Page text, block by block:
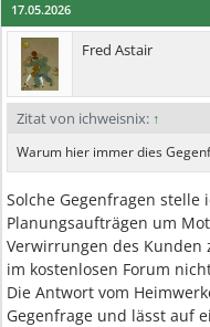
17.05.2026
Fred Astair
Zitat von ichweisnix: ↑
Warum hier immer dies
Solche Gegenfragen
Planungsaufträgen um
Verwirrungen des
im kostenlosen Forum
Die Antwort vom
Gegenfrage und lässt auf